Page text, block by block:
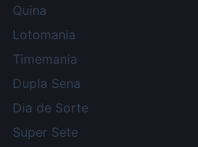
Quina
Lotomania
Timemania
Dupla Sena
Dia de Sorte
Super Sete